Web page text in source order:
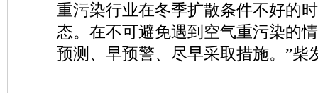
重污染行业在冬季扩散条件不好的
态。在不可避免遇到空气重污染的
预测、早预警、尽早采取措施。”柴